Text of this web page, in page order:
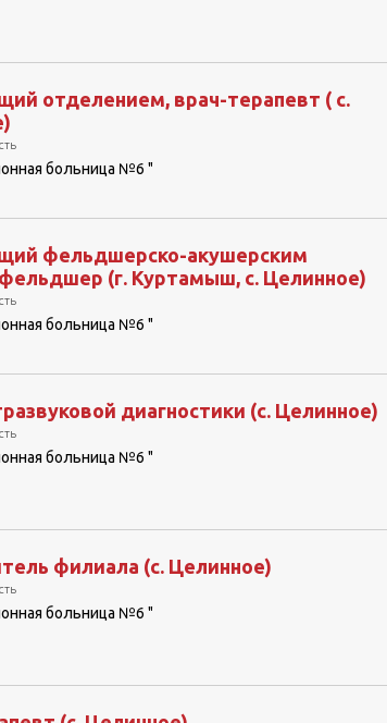
отделением, врач-терапевт ( с.
больница №6 "
фельдшерско-акушерским
(г. Куртамыш, с. Целинное)
больница №6 "
диагностики (с. Целинное)
больница №6 "
филиала (с. Целинное)
больница №6 "